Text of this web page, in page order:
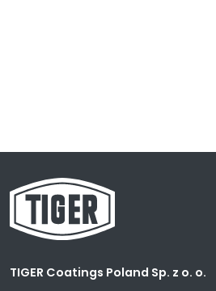
TIGER Coatings Poland Sp. z o. o.